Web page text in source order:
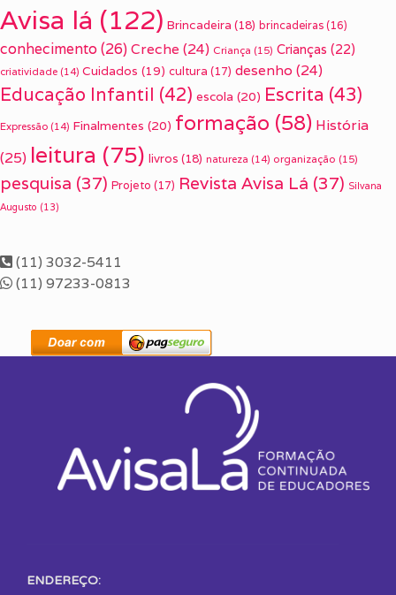
Avisa lá (122) Brincadeira (18) brincadeiras (16)
conhecimento(26) Creche (24) Criança (15) Crianças (22)
criatividade (14) Cuidados (19) cultura (17) desenho (24)
Educação Infantil (42) escola (20) Escrita (43)
Expressão (14) Finalmentes (20) formação (58) História
(25) leitura (75) livros (18) natureza (14) organização (15)
pesquisa (37) Projeto (17) Revista Avisa Lá (37) Silvana
Augusto (13)
(11) 3032-5411
(11) 97233-0813
ENDEREÇO: